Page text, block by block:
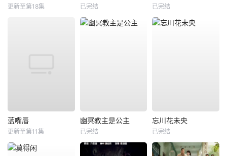
更新至第18集 已完结 已完结
蓝嘴唇
更新至第11集
幽冥教主是公主
已完结
忘川花未央
已完结